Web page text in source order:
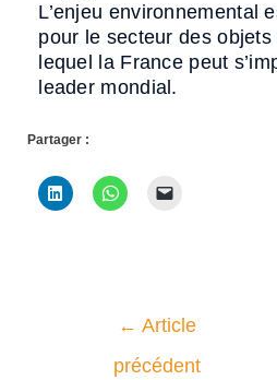
L’enjeu environnemental
pour le secteur des
lequel la France peut
leader mondial.
Partager :
← Article
précédent